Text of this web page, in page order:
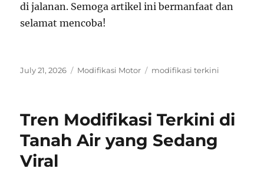
di jalanan. Semoga artikel ini bermanfaat dan
selamat mencoba!
Posted
July 21, 2026 Categories
Modifikasi Motor Tags
modifikasi terkini
Tren Modifikasi Terkini di
Tanah Air yang Sedang
Viral